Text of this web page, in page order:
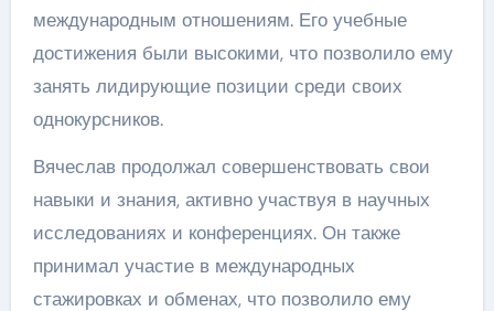
международным отношениям. Его учебные
достижения были высокими, что позволило ему
занять лидирующие позиции среди своих
однокурсников.
Вячеслав продолжал совершенствовать свои
навыки и знания, активно участвуя в научных
исследованиях и конференциях. Он также
принимал участие в международных
стажировках и обменах, что позволило ему